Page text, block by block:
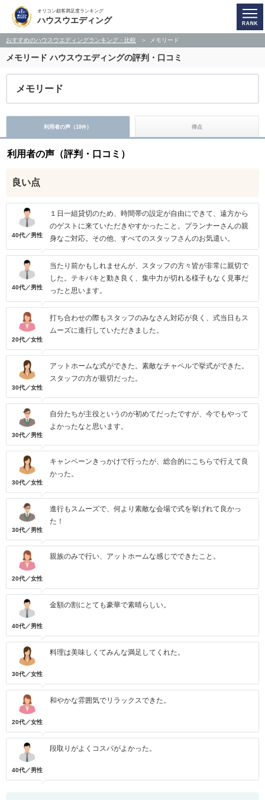
オリコン顧客満足度ランキング
ハウスウエディング
おすすめのハウスウエディングランキング・比較 メモリード
メモリード ハウスウエディングの評判・口コミ
メモリード
利用者の声（18件） 得点
利用者の声（評判・口コミ）
良い点
40代／男性
１日一組貸切のため、時間帯の設定が自由にできて、遠方から
のゲストに来ていただきやすかったこと。プランナーさんの親
身なご対応。その他、すべてのスタッフさんのお気遣い。
40代／男性
当たり前かもしれませんが、スタッフの方々皆が非常に親切で
した。テキパキと動き良く、集中力が切れる様子もなく見事だ
ったと思います。
20代／女性
打ち合わせの際もスタッフのみなさん対応が良く、式当日もス
ムーズに進行していただきました。
30代／女性
アットホームな式ができた。素敵なチャペルで挙式ができた。
スタッフの方が親切だった。
30代／男性
自分たちが主役というのが初めてだったですが、今でもやって
よかったなと思います。
30代／女性
キャンペーンきっかけで行ったが、総合的にこちらで行えて良
かった。
30代／男性
進行もスムーズで、何より素敵な会場で式を挙げれて良かっ
た！
20代／女性
親族のみで行い、アットホームな感じでできたこと。
40代／男性
金額の割にとても豪華で素晴らしい。
30代／女性
料理は美味しくてみんな満足してくれた。
20代／女性
和やかな雰囲気でリラックスできた。
40代／男性
段取りがよくコスパがよかった。